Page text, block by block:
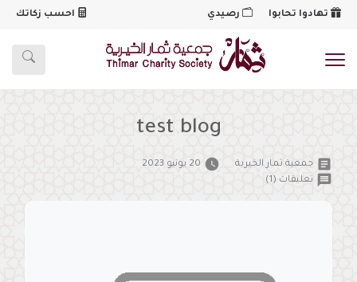
تهادوا تحابوا رصيدي احسب زكاتك
شعار
test blog
article جمعية ثمار الخيرية watch_later 20 يونيو 2023
message تعليقات (1)